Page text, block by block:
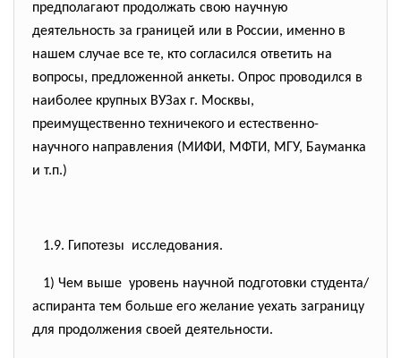
предполагают продолжать свою научную
деятельность за границей или в России, именно в
нашем случае все те, кто согласился ответить на
вопросы, предложенной анкеты. Опрос проводился в
наиболее крупных ВУЗах г. Москвы,
преимущественно техничекого и естественно-
научного направления (МИФИ, МФТИ, МГУ, Бауманка
и т.п.)
1.9. Гипотезы исследования.
1) Чем выше уровень научной подготовки студента/
аспиранта тем больше его желание уехать заграницу
для продолжения своей деятельности.